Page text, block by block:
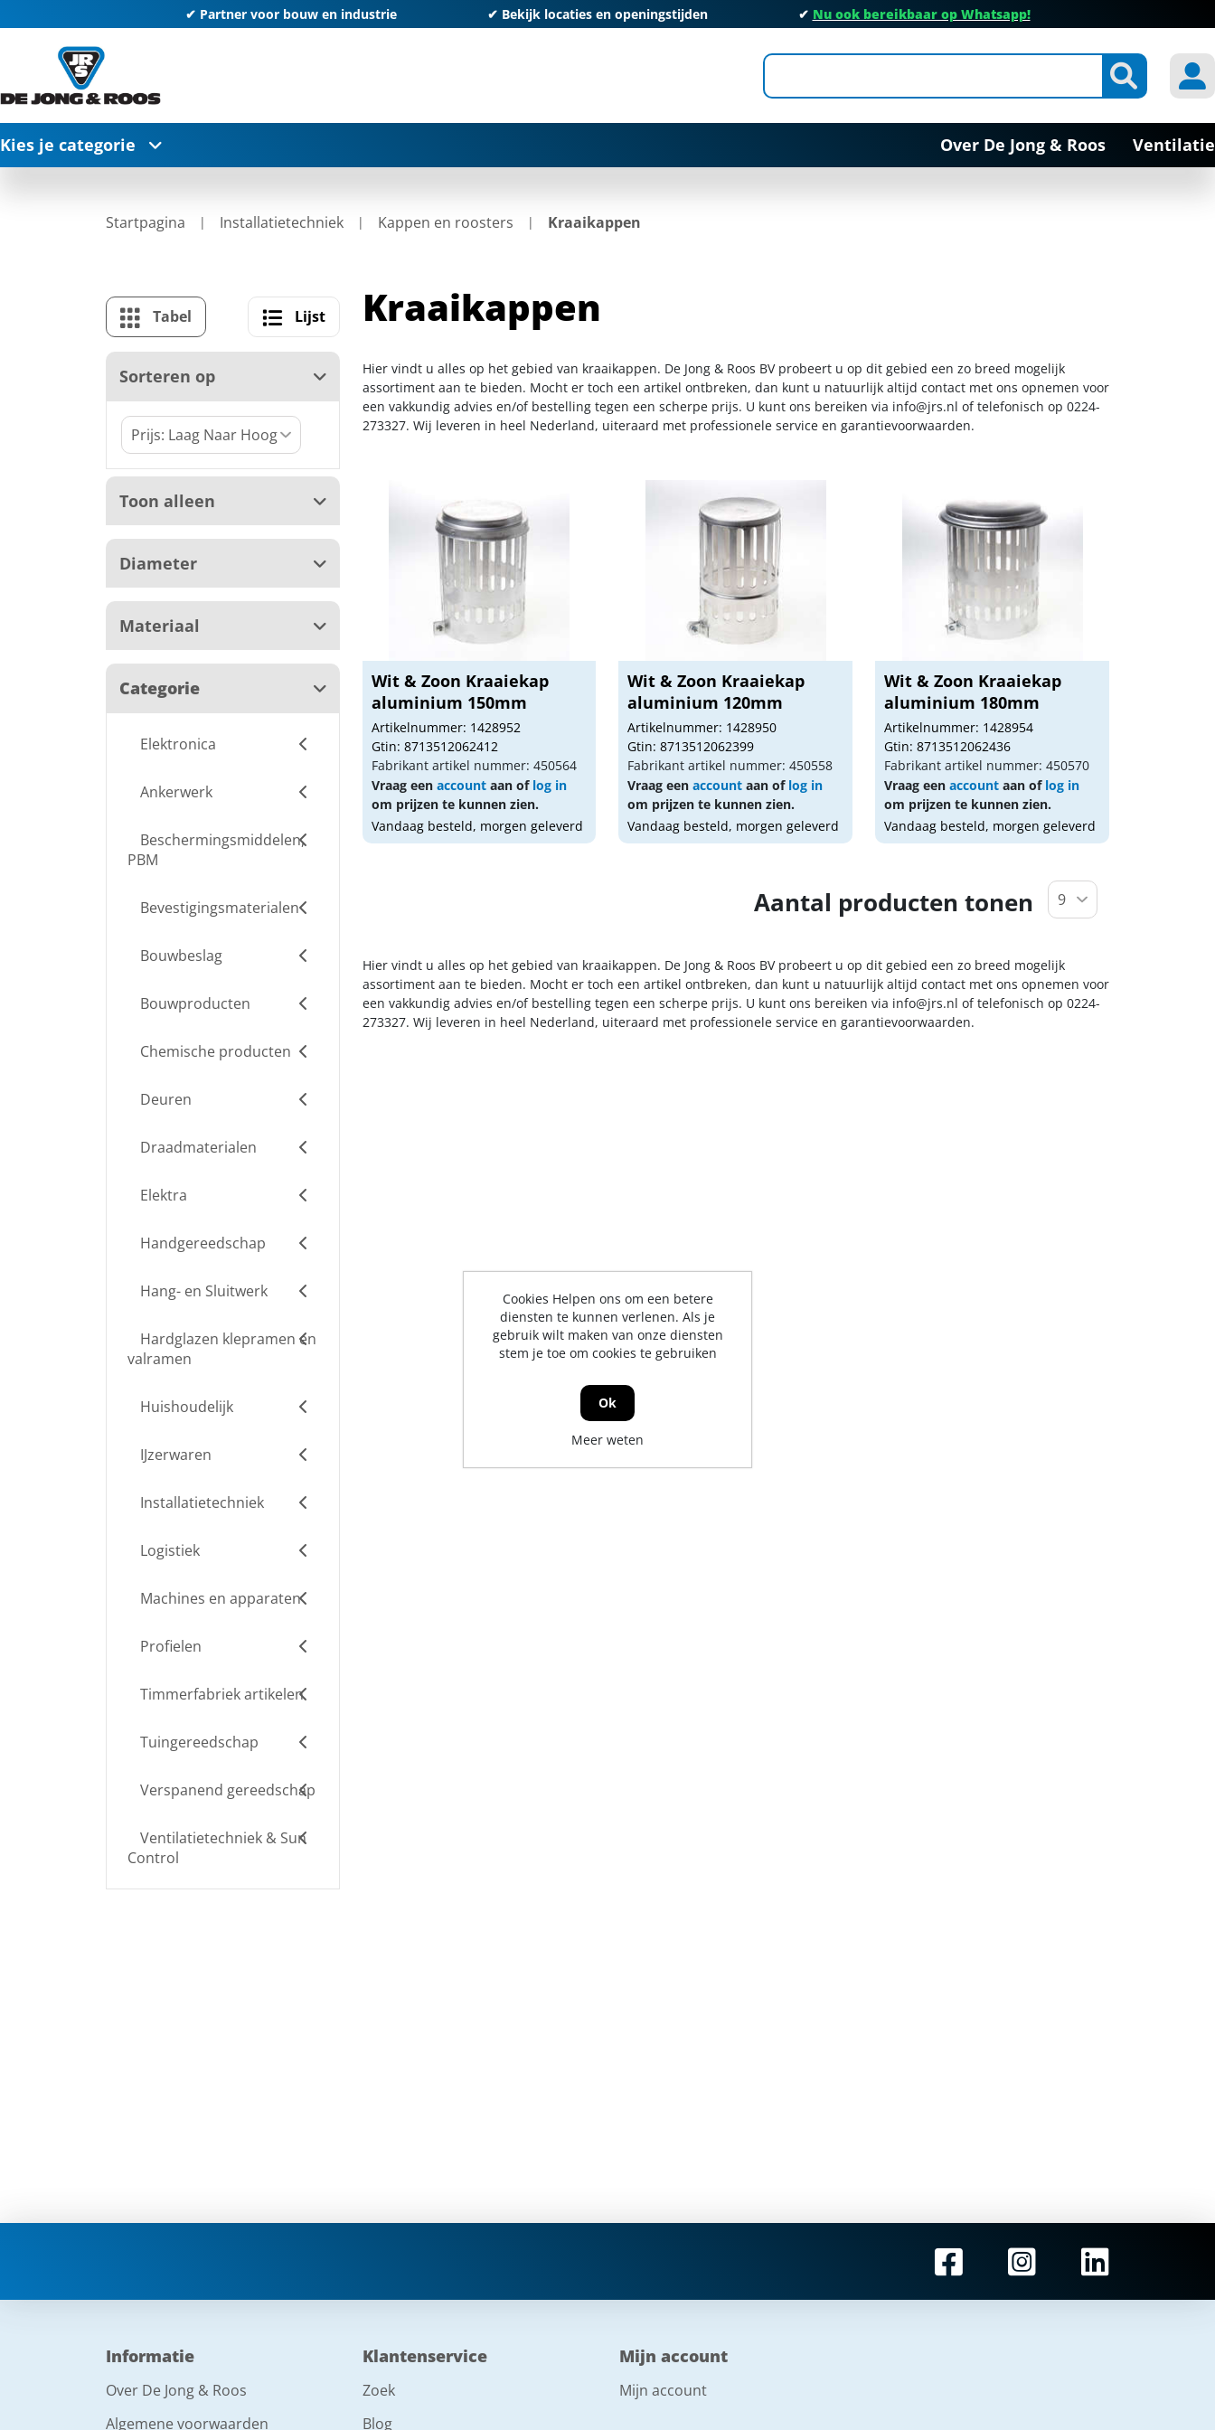
✔ Partner voor bouw en industrie ✔ Bekijk locaties en openingstijden ✔ Nu ook bereikbaar op Whatsapp!
Kies je categorie Over De Jong & Roos Ventilatie
Startpagina Installatietechniek Kappen en roosters Kraaikappen
Tabel Lijst
Sorteren op
Toon alleen
Diameter
Materiaal
Categorie
Elektronica
Ankerwerk
Beschermingsmiddelen,
PBM
Bevestigingsmaterialen
Bouwbeslag
Bouwproducten
Chemische producten
Deuren
Draadmaterialen
Elektra
Handgereedschap
Hang- en Sluitwerk
Hardglazen klepramen en
valramen
Huishoudelijk
IJzerwaren
Installatietechniek
Logistiek
Machines en apparaten
Profielen
Timmerfabriek artikelen
Tuingereedschap
Verspanend gereedschap
Ventilatietechniek & Sun
Control
Kraaikappen
Hier vindt u alles op het gebied van kraaikappen. De Jong & Roos BV probeert u op dit gebied een zo breed mogelijk
assortiment aan te bieden. Mocht er toch een artikel ontbreken, dan kunt u natuurlijk altijd contact met ons opnemen voor
een vakkundig advies en/of bestelling tegen een scherpe prijs. U kunt ons bereiken via info@jrs.nl of telefonisch op 0224-
273327. Wij leveren in heel Nederland, uiteraard met professionele service en garantievoorwaarden.
Wit & Zoon Kraaiekap
aluminium 150mm
Artikelnummer: 1428952
Gtin: 8713512062412
Fabrikant artikel nummer: 450564
Vraag een accountaan of log in
om prijzen te kunnen zien.
Vandaag besteld, morgen geleverd
Wit & Zoon Kraaiekap
aluminium 120mm
Artikelnummer: 1428950
Gtin: 8713512062399
Fabrikant artikel nummer: 450558
Vraag eenaccount aan of log in
om prijzen te kunnen zien.
Vandaag besteld, morgen geleverd
Wit & Zoon Kraaiekap
aluminium 180mm
Artikelnummer: 1428954
Gtin: 8713512062436
Fabrikant artikel nummer: 450570
Vraag eenaccount aan of log in
om prijzen te kunnen zien.
Vandaag besteld, morgen geleverd
Aantal producten tonen
Hier vindt u alles op het gebied van kraaikappen. De Jong & Roos BV probeert u op dit gebied een zo breed mogelijk
assortiment aan te bieden. Mocht er toch een artikel ontbreken, dan kunt u natuurlijk altijd contact met ons opnemen voor
een vakkundig advies en/of bestelling tegen een scherpe prijs. U kunt ons bereiken via info@jrs.nl of telefonisch op 0224-
273327. Wij leveren in heel Nederland, uiteraard met professionele service en garantievoorwaarden.
Informatie
Over De Jong & Roos
Algemene voorwaarden
Klantenservice
Zoek
Blog
Mijn account
Mijn account
Cookies Helpen ons om een betere
diensten te kunnen verlenen. Als je
gebruik wilt maken van onze diensten
stem je toe om cookies te gebruiken
Ok
Meer weten